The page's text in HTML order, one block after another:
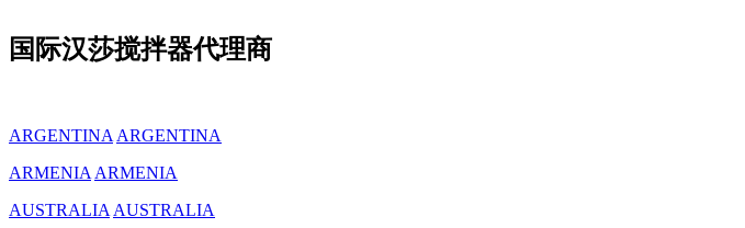
国际汉莎搅拌器代理商
ARGENTINA ARGENTINA
ARMENIA ARMENIA
AUSTRALIA AUSTRALIA